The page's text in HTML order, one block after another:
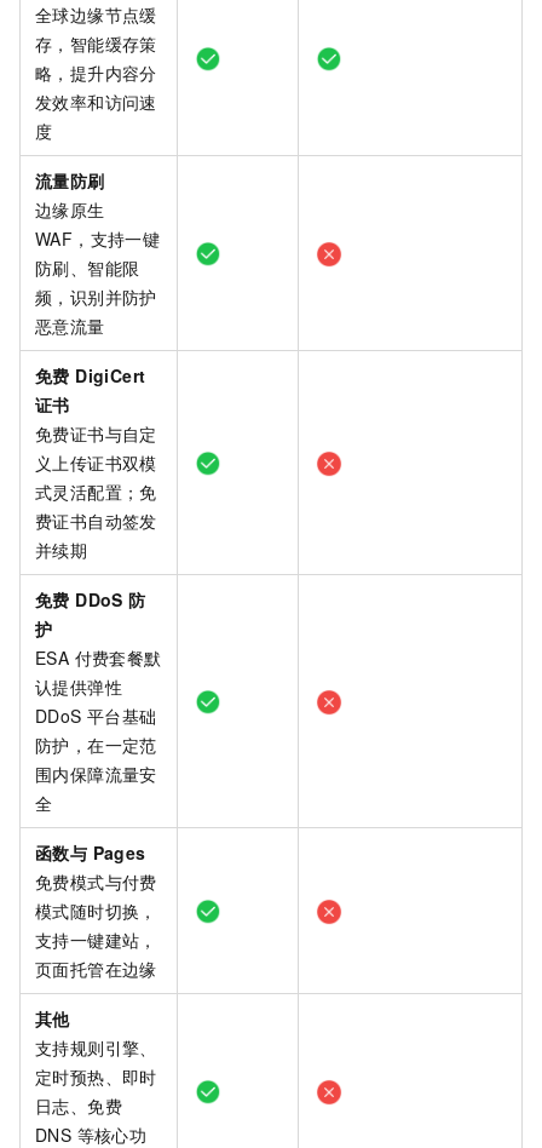
全球边缘节点缓
存，智能缓存策
略，提升内容分
发效率和访问速
度
流量防刷
边缘原生
WAF，支持一键
防刷、智能限
频，识别并防护
恶意流量
免费 DigiCert
证书
免费证书与自定
义上传证书双模
式灵活配置；免
费证书自动签发
并续期
免费 DDoS 防
护
ESA 付费套餐默
认提供弹性
DDoS 平台基础
防护，在一定范
围内保障流量安
全
函数与 Pages
免费模式与付费
模式随时切换，
支持一键建站，
页面托管在边缘
其他
支持规则引擎、
定时预热、即时
日志、免费
DNS 等核心功